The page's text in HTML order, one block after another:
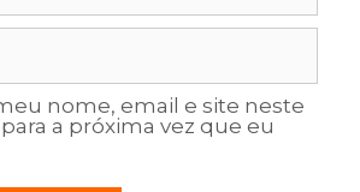
nome, email e site neste
a próxima vez que eu